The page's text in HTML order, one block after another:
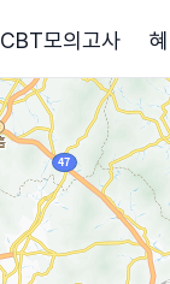
CBT모의고사